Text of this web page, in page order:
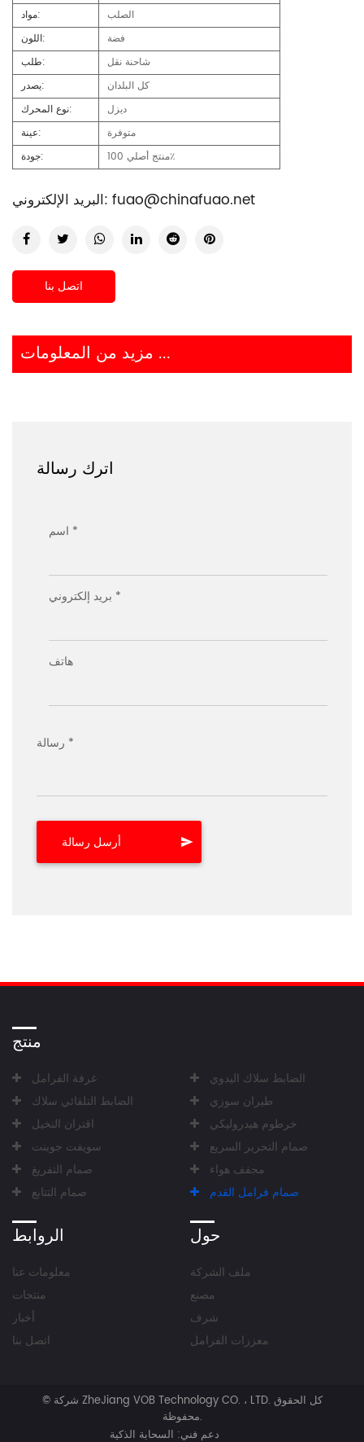
مواد:
الصلب
اللون:
فضة
طلب:
شاحنة نقل
يصدر:
كل البلدان
نوع المحرك:
ديزل
عينة:
متوفرة
جودة:
منتج أصلي 100٪
البريد الإلكتروني: fuao@chinafuao.net
اتصل بنا
مزيد من المعلومات ...
اترك رسالة
اسم *
بريد إلكتروني *
هاتف
رسالة *
منتج
غرفة الفرامل
الضابط سلاك اليدوي
الضابط التلقائي سلاك
طيران سوزي
اقتران النخيل
خرطوم هيدروليكي
سويفت جوينت
صمام التحرير السريع
صمام التفريغ
مجفف هواء
صمام التتابع
صمام فرامل القدم
الروابط
معلومات عنا
منتجات
أخبار
اتصل بنا
حول
ملف الشركة
مصنع
شرف
معززات الفرامل
© شركة ZheJiang VOB Technology CO. ، LTD.
محفوظة.
دعم فني: السحابة الذكية